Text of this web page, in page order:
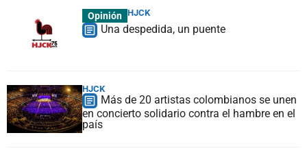
Opinión HJCK
Una despedida, un puente
HJCK
Más de 20 artistas colombianos se unen
en concierto solidario contra el hambre en el
país